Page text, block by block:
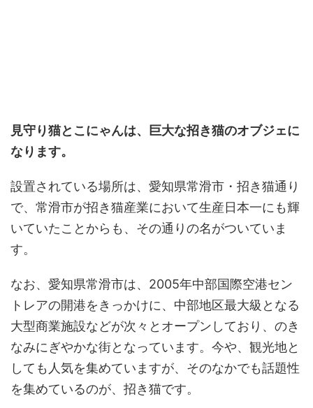
見守り猫とこにゃんは、巨大な招き猫のオブジェに
なります。
設置されている場所は、愛知県常滑市・招き猫通り
で、常滑市が招き猫産業において生産日本一にも輝
いていたことからも、その通りの名がついていま
す。
なお、愛知県常滑市は、2005年中部国際空港セン
トレアの開港をきっかけに、中部地区最大級となる
大型商業施設などが次々とオープンしており、のき
なみにぎやかな街となっています。今や、観光地と
しても人気を集めていますが、そのなかでも話題性
を集めているのが、招き猫です。